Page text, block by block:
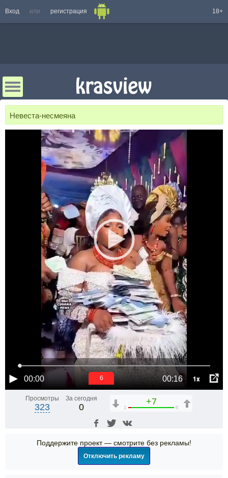
Вход или регистрация 18+
Невеста-несмеяна
00:00 00:16 1x
5
Просмотры
323
За сегодня
0
+7
1 8
Поддержите проект — смотрите без рекламы!
Отключить рекламу